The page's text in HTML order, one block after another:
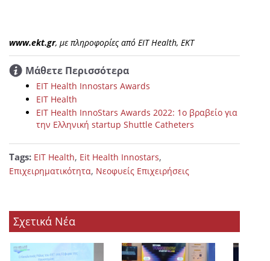
www.ekt.gr, με πληροφορίες από EIT Health, EKT
Μάθετε Περισσότερα
EIT Health Innostars Awards
EIT Health
EIT Health InnoStars Awards 2022: 1o βραβείο για
την Ελληνική startup Shuttle Catheters
Tags: EIT Health, Eit Health Innostars,
Επιχειρηματικότητα, Νεοφυείς Επιχειρήσεις
Σχετικά Νέα